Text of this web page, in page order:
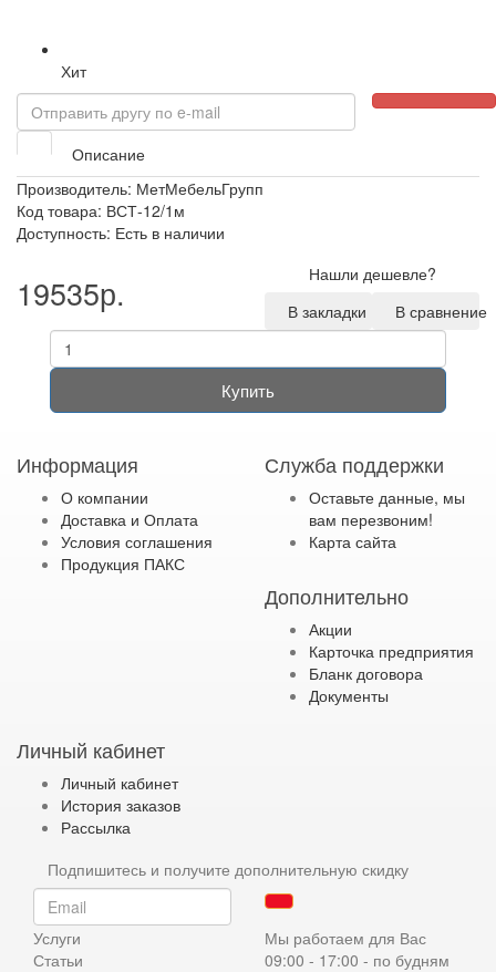
Хит
Описание
Производитель: МетМебельГрупп
Код товара: ВСТ-12/1м
Доступность: Есть в наличии
19535р.
Нашли дешевле?
В закладки
В сравнение
Купить
Информация
О компании
Доставка и Оплата
Условия соглашения
Продукция ПАКС
Служба поддержки
Оставьте данные, мы
вам перезвоним!
Карта сайта
Дополнительно
Акции
Карточка предприятия
Бланк договора
Документы
Личный кабинет
Личный кабинет
История заказов
Рассылка
Подпишитесь и получите дополнительную скидку
Услуги
Статьи
Мы работаем для Вас
09:00 - 17:00 - по будням